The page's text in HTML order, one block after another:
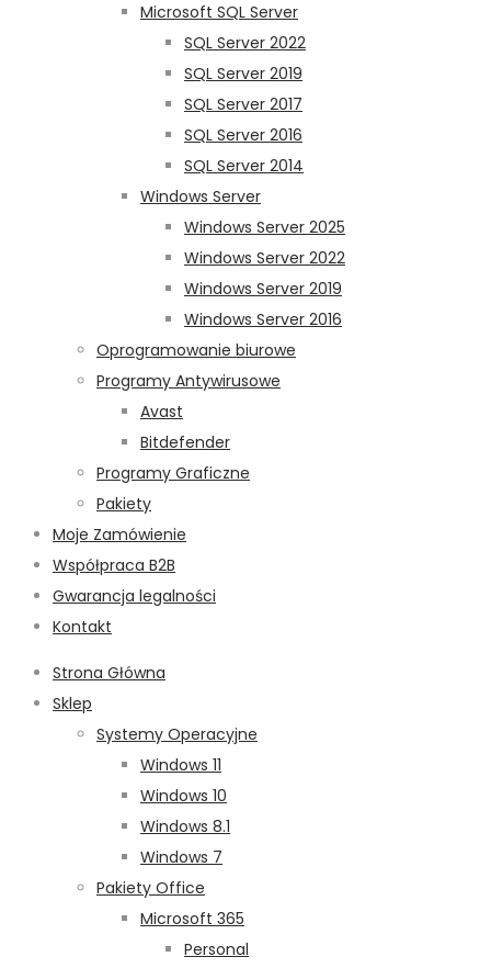
Microsoft SQL Server
SQL Server 2022
SQL Server 2019
SQL Server 2017
SQL Server 2016
SQL Server 2014
Windows Server
Windows Server 2025
Windows Server 2022
Windows Server 2019
Windows Server 2016
Oprogramowanie biurowe
Programy Antywirusowe
Avast
Bitdefender
Programy Graficzne
Pakiety
Moje Zamówienie
Współpraca B2B
Gwarancja legalności
Kontakt
Strona Główna
Sklep
Systemy Operacyjne
Windows 11
Windows 10
Windows 8.1
Windows 7
Pakiety Office
Microsoft 365
Personal